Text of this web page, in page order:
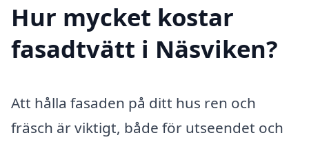
Hur mycket kostar
fasadtvätt i Näsviken?
Att hålla fasaden på ditt hus ren och
fräsch är viktigt, både för utseendet och